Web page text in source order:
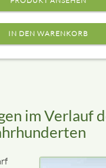
im Verlauf